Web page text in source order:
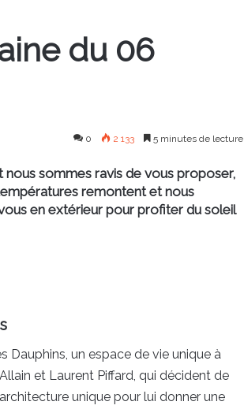
du 06
0 2 133 5 minutes de lecture
nous sommes ravis de vous proposer,
remontent et nous
en extérieur pour profiter du soleil
Dauphins, un espace de vie unique à
et Laurent Piffard, qui décident de
unique pour lui donner une